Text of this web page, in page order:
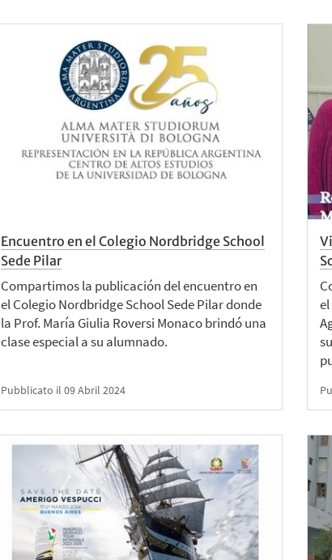
Encuentro en el Colegio Nordbridge School
Sede Pilar
Compartimos la publicación del encuentro en
el Colegio Nordbridge School Sede Pilar donde
la Prof. María Giulia Roversi Monaco brindó una
clase especial a su alumnado.
Pubblicato il 09 Abril 2024